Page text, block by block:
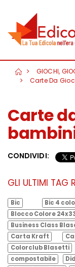
GIOCHI,
Carte Da
Carte
CONDIVIDI:
GLI ULTIMI TAG
Bic Bic 4
Blocco Colore
Business Class
Carta Kraft
Colorclub Blasetti
compostabile